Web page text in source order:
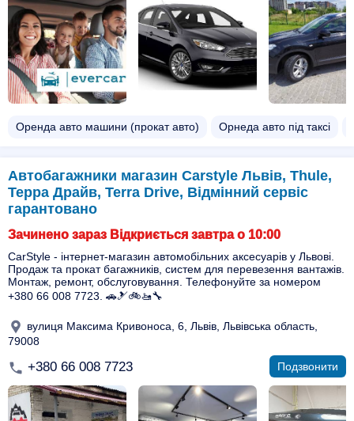
Оренда авто машини (прокат авто) Орнеда авто під таксі
Автобагажники магазин Carstyle Львів, Thule,
Терра Драйв, Terra Drive, Відмінний сервіс
гарантовано
Зачинено зараз Відкриється завтра о 10:00
CarStyle - інтернет-магазин автомобільних аксесуарів у Львові.
Продаж та прокат багажників, систем для перевезення вантажів.
Монтаж, ремонт, обслуговування. Телефонуйте за номером
+380 66 008 7723. 🚗🎿🚲🚤🔧
вулиця Максима Кривоноса, 6, Львів, Львівська область,
79008
+380 66 008 7723 Подзвонити